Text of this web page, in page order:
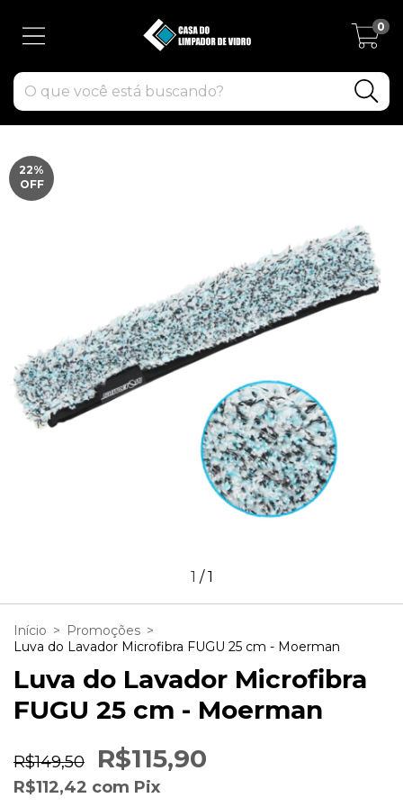
0
22%
OFF
1 /1
Início > Promoções >
Luva do Lavador Microfibra FUGU 25 cm - Moerman
Luva do Lavador Microfibra
FUGU 25 cm - Moerman
R$149,50 R$115,90
R$112,42 com Pix